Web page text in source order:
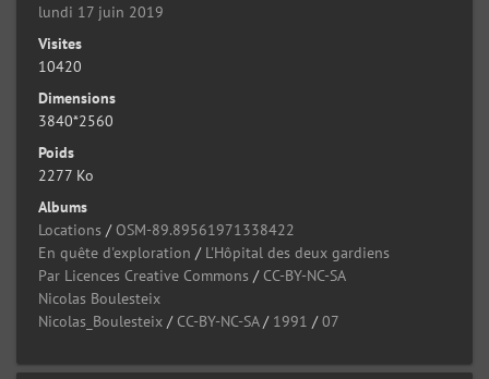
lundi 17 juin 2019
Visites
10420
Dimensions
3840*2560
Poids
2277 Ko
Albums
Locations / OSM-89.89561971338422
En quête d'exploration / L'Hôpital des deux gardiens
Par Licences Creative Commons / CC-BY-NC-SA
Nicolas Boulesteix
Nicolas_Boulesteix / CC-BY-NC-SA/ 1991 /07